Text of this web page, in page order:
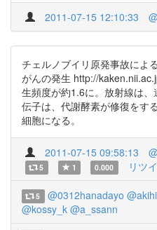
2011-07-15 12:10:33
チェルノブイリ原発事故によ
がんの発生 http://
生頻度が約1.6に。放射線は
伝子は、代謝酵素が修復をす
細胞になる。
2011-07-15 09:58:13
5 1 0.000 リツ
5 @0312hanadayo
@kossy_k @a_ssann